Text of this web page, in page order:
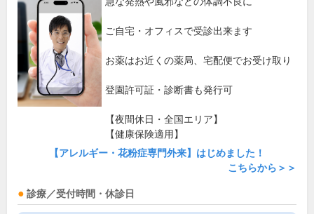
ご自宅・オフィスで受診出来ます
お薬はお近くの薬局、宅配便でお受け取り
登園許可証・診断書も発行可
【夜間休日・全国エリア】
【健康保険適用】
【アレルギー・花粉症専門外来】はじめました！
こちらから＞＞
診療／受付時間・休診日